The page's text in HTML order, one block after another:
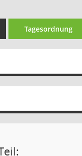
Tagesordnung